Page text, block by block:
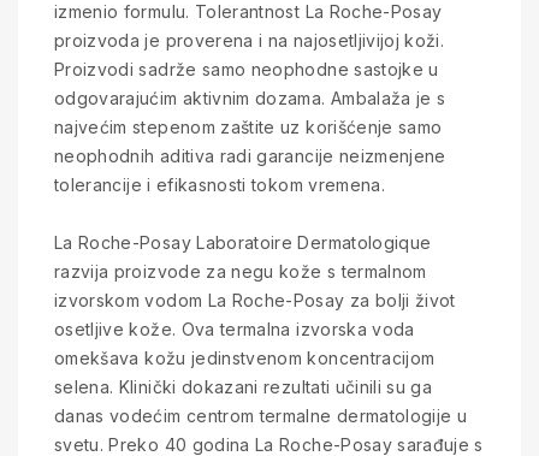
izmenio formulu. Tolerantnost La Roche-Posay
proizvoda je proverena i na najosetljivijoj koži.
Proizvodi sadrže samo neophodne sastojke u
odgovarajućim aktivnim dozama. Ambalaža je s
najvećim stepenom zaštite uz korišćenje samo
neophodnih aditiva radi garancije neizmenjene
tolerancije i efikasnosti tokom vremena.
La Roche-Posay Laboratoire Dermatologique
razvija proizvode za negu kože s termalnom
izvorskom vodom La Roche-Posay za bolji život
osetljive kože. Ova termalna izvorska voda
omekšava kožu jedinstvenom koncentracijom
selena. Klinički dokazani rezultati učinili su ga
danas vodećim centrom termalne dermatologije u
svetu. Preko 40 godina La Roche-Posay sarađuje s